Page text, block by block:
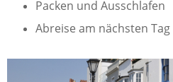
Packen und Ausschlafen
Abreise am nächsten Tag